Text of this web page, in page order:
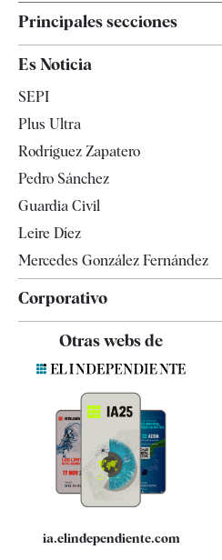
Principales secciones
España
Televisión
Es Noticia
SEPI
Plus Ultra
Rodríguez Zapatero
Pedro Sánchez
Guardia Civil
Leire Díez
Mercedes González Fernández
Corporativo
Contacto
Quiénes somos
Especificaciones
Otras webs de
ia.elindependiente.com